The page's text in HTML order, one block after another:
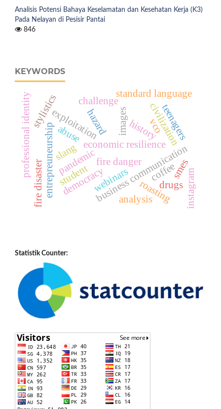
Analisis Potensi Bahaya Keselamatan dan Kesehatan Kerja (K3)
Pada Nelayan di Pesisir Pantai
846
KEYWORDS
fire danger
economic resilience
pandemic
history
images civilization
slang
teenagers
hazard
business communication
webinars coffee
roasting
entrepreuneurshipdemocracy
challenge
standard language
student
fire disaster smes
professional identity
analysis
abuse
drugs
exploitation vco
stylistics
instagram
Statistik Counter: